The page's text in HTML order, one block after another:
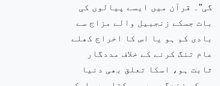
گی”۔ قرآن میں ایسے پیالوں کی
بات جسکے زنجبیل والے مزاج سے
بادی کم ہو یا اس کا اخراج کھلے
عام تنگ کرنے کے خلاف مددگار
ثابت ہو، اسکا تعلق بھی دنیا